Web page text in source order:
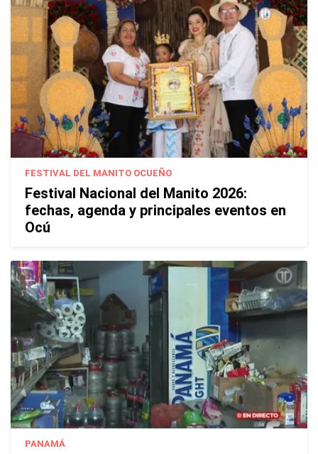
FESTIVAL DEL MANITO OCUEÑO
Festival Nacional del Manito 2026:
fechas, agenda y principales eventos en
Ocú
PANAMÁ